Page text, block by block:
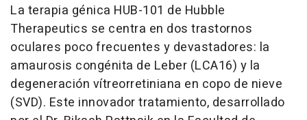
La terapia génica HUB-101 de Hubble
Therapeutics se centra en dos trastornos
oculares poco frecuentes y devastadores: la
amaurosis congénita de Leber (LCA16) y la
degeneración vítreorretiniana en copo de nieve
(SVD). Este innovador tratamiento, desarrollado